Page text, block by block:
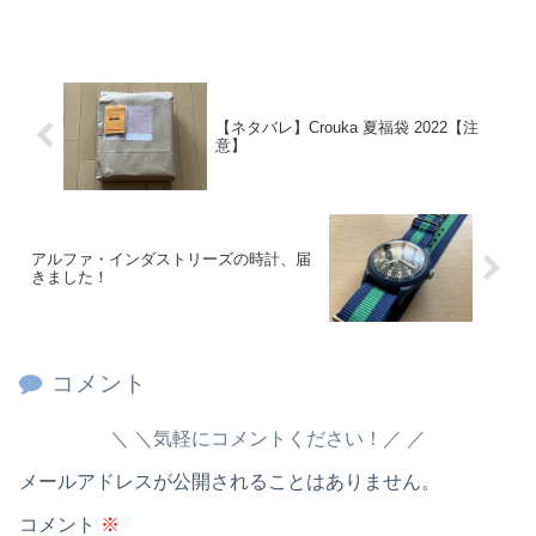
【ネタバレ】Crouka 夏福袋 2022【注
意】
アルファ・インダストリーズの時計、届
きました！
コメント
＼気軽にコメントください！／
メールアドレスが公開されることはありません。
コメント ※